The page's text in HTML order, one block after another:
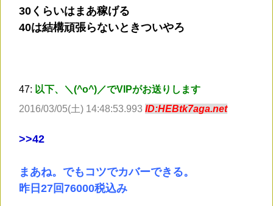
30くらいはまあ稼げる
40は結構頑張らないときついやろ
47: 以下、＼(^o^)／でVIPがお送りします
2016/03/05(土) 14:48:53.993 ID:HEBtk7aga.net
>>42
まあね。でもコツでカバーできる。
昨日27回76000税込み